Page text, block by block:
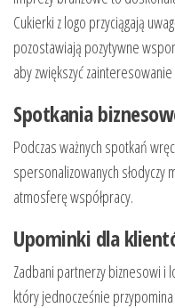
Cukierki z logo przyciągają
pozostawiają pozytywne
aby zwiększyć
Spotkania
Podczas ważnych spotkań
spersonalizowanych słodyczy
atmosferę współpracy.
Upominki dla
Zadbani partnerzy biznesowi i
który jednocześnie